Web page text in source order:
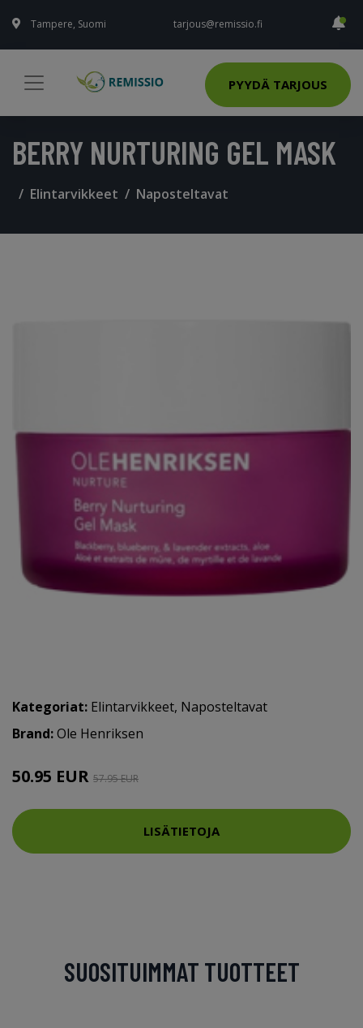
Tampere, Suomi tarjous@remissio.fi
PYYDÄ TARJOUS
BERRY NURTURING GEL MASK
Elintarvikkeet Naposteltavat
Kategoriat: Elintarvikkeet, Naposteltavat
Brand:Ole Henriksen
50.95 EUR 57.95 EUR
LISÄTIETOJA
SUOSITUIMMAT TUOTTEET